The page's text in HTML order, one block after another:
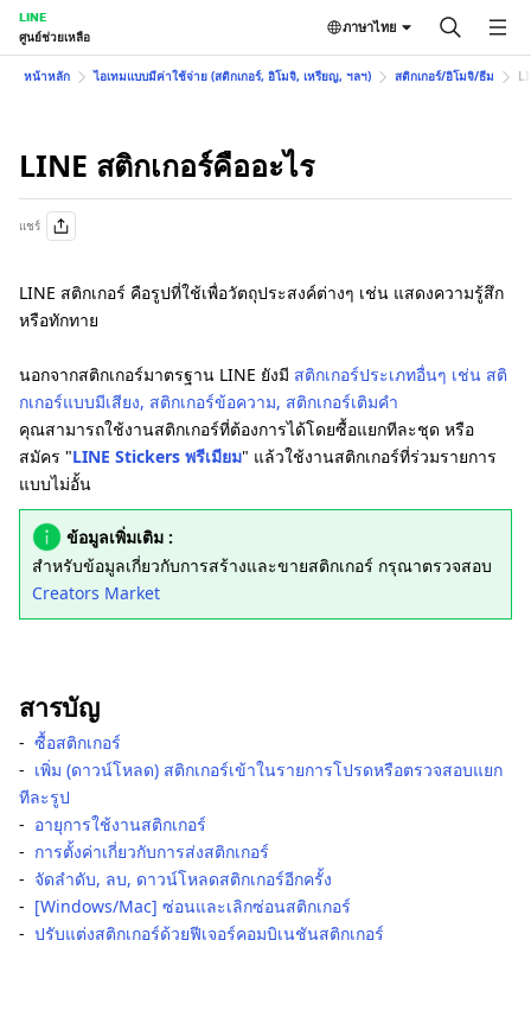
LINE
ศูนย์ช่วยเหลือ
ภาษาไทย
หน้าหลัก ไอเทมแบบมีค่าใช้จ่าย (สติกเกอร์, อิโมจิ, เหรียญ, ฯลฯ) สติกเกอร์/อิโมจิ/ธีม
LINE สติกเกอร์คืออะไร
แชร์
LINE สติกเกอร์ คือรูปที่ใช้เพื่อวัตถุประสงค์ต่างๆ เช่น แสดงความรู้สึก
หรือทักทาย
นอกจากสติกเกอร์มาตรฐาน LINE ยังมี สติกเกอร์ประเภทอื่นๆ เช่น สติ
กเกอร์แบบมีเสียง, สติกเกอร์ข้อความ, สติกเกอร์เติมคำ
คุณสามารถใช้งานสติกเกอร์ที่ต้องการได้โดยซื้อแยกทีละชุด หรือ
สมัคร "LINE Stickers พรีเมียม" แล้วใช้งานสติกเกอร์ที่ร่วมรายการ
แบบไม่อั้น
ข้อมูลเพิ่มเติม :
สำหรับข้อมูลเกี่ยวกับการสร้างและขายสติกเกอร์ กรุณาตรวจสอบ
Creators Market
สารบัญ
- ซื้อสติกเกอร์
- เพิ่ม (ดาวน์โหลด) สติกเกอร์เข้าในรายการโปรดหรือตรวจสอบแยก
ทีละรูป
- อายุการใช้งานสติกเกอร์
- การตั้งค่าเกี่ยวกับการส่งสติกเกอร์
- จัดลำดับ, ลบ, ดาวน์โหลดสติกเกอร์อีกครั้ง
- [Windows/Mac] ซ่อนและเลิกซ่อนสติกเกอร์
- ปรับแต่งสติกเกอร์ด้วยฟีเจอร์คอมบิเนชันสติกเกอร์